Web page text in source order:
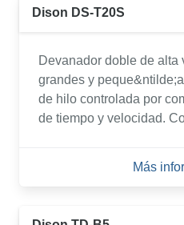
Dison DS-T20S
Devanador doble de
grandes y
de hilo controlada por
de tiempo y velocidad.
Más